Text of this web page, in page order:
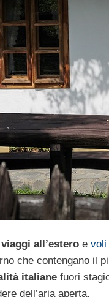
viaggi all’estero e voli
che contengano il
italiane fuori
dell’aria aperta.